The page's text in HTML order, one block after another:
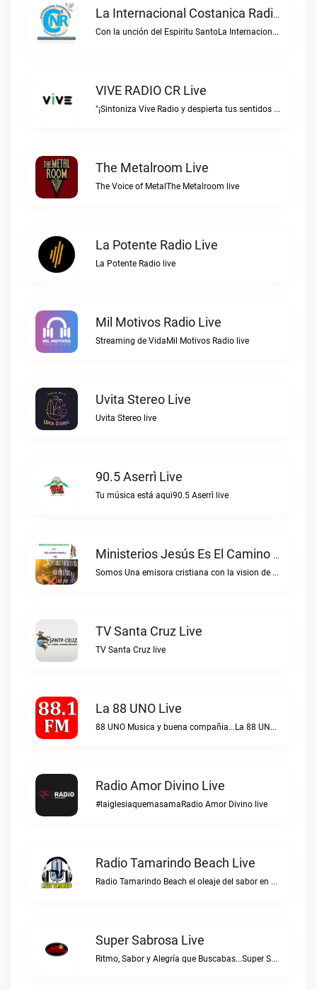
La Internacional Costanica Radio Live
Con la unción del Espiritu SantoLa Internacional Costanica Radio live
VIVE RADIO CR Live
"¡Sintoniza Vive Radio y despierta tus sentidos al ritmo de la vida!"VIVE RADIO CR live
The Metalroom Live
The Voice of MetalThe Metalroom live
La Potente Radio Live
La Potente Radio live
Mil Motivos Radio Live
Streaming de VidaMil Motivos Radio live
Uvita Stereo Live
Uvita Stereo live
90.5 Aserrì Live
Tu música está aqui90.5 Aserrì live
Ministerios Jesús Es El Camino Live
Somos Una emisora cristiana con la vision de alcanzar las almas para Cristo.Ministerios Jesús es el Camino live
TV Santa Cruz Live
TV Santa Cruz live
La 88 UNO Live
88 UNO Musica y buena compañia...La 88 UNO live
Radio Amor Divino Live
#laiglesiaquemasamaRadio Amor Divino live
Radio Tamarindo Beach Live
Radio Tamarindo Beach el oleaje del sabor en Costa RicaRadio Tamarindo Beach live
Super Sabrosa Live
Ritmo, Sabor y Alegría que Buscabas...Super Sabrosa live